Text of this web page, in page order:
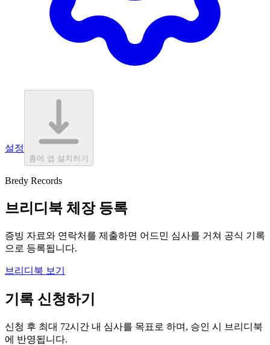
설정
홈에 앱 설치하기
Bredy Records
브리디북 체장 등록
증빙 자료와 연락처를 제출하면 어드민 심사를 거쳐 공식 기록
으로 등록됩니다.
브리디북 보기
기록 신청하기
신청 후 최대 72시간 내 심사를 목표로 하며, 승인 시 브리디북
에 반영됩니다.